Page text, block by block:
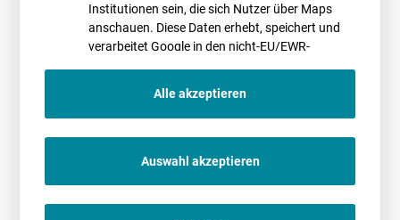
Lesen Sie auch unseren Beitrag zum Thema Weiterbetrieb und
Repowering in der ER (hierabrufbar).
PROMETHEUS Referent*innen
Institutionen sein, die sich Nutzer über Maps
anschauen. Diese Daten erhebt, speichert und
verarbeitet Google in den nicht-EU/EWR-
Alle akzeptieren
Auswahl akzeptieren